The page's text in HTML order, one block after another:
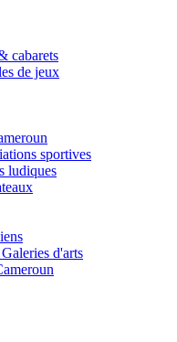
cabarets
de jeux
sportives
ludiques
d'arts